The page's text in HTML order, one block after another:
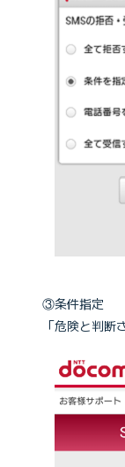
③条件指定
「危険と判断